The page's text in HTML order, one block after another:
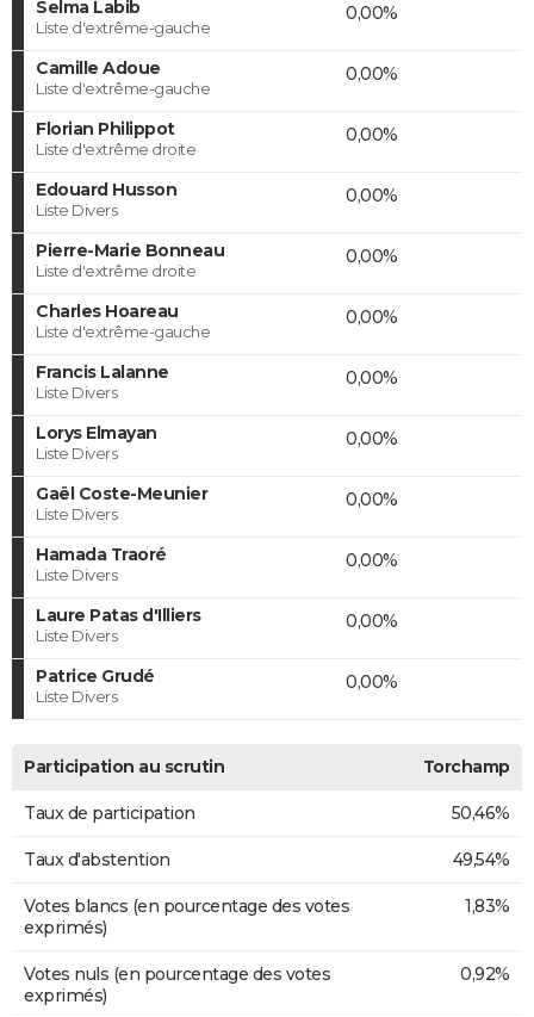
Selma Labib
Liste d'extrême-gauche
0,00%
Camille Adoue
Liste d'extrême-gauche
0,00%
Florian Philippot
Liste d'extrême droite
0,00%
Edouard Husson
Liste Divers
0,00%
Pierre-Marie Bonneau
Liste d'extrême droite
0,00%
Charles Hoareau
Liste d'extrême-gauche
0,00%
Francis Lalanne
Liste Divers
0,00%
Lorys Elmayan
Liste Divers
0,00%
Gaël Coste-Meunier
Liste Divers
0,00%
Hamada Traoré
Liste Divers
0,00%
Laure Patas d'Illiers
Liste Divers
0,00%
Patrice Grudé
Liste Divers
0,00%
Participation au scrutin Torchamp
Taux de participation 50,46%
Taux d'abstention 49,54%
Votes blancs (en pourcentage des votes
exprimés)
1,83%
Votes nuls (en pourcentage des votes
exprimés)
0,92%